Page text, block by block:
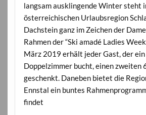
langsam ausklingende Winter steht
österreichischen Urlaubsregion
Dachstein ganz im Zeichen der
Rahmen der “Ski amadé Ladies
März 2019 erhält jeder Gast, der
Doppelzimmer bucht, einen zweiten
geschenkt. Daneben bietet die
Ennstal ein buntes
findet